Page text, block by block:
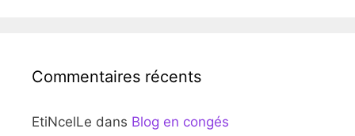
Commentaires récents
EtiNcelLe dans Blog en congés